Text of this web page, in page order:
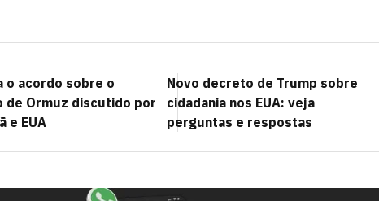
o acordo sobre o
de Ormuz discutido por
e EUA
Novo decreto de Trump sobre
cidadania nos EUA: veja
perguntas e respostas